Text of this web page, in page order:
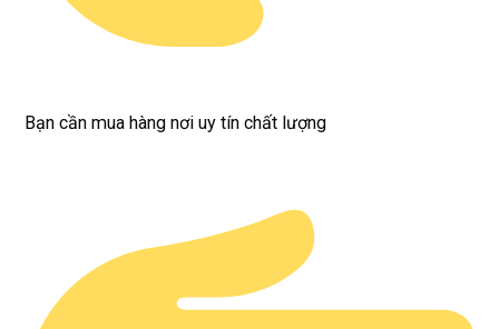
Bạn cần mua hàng nơi uy tín chất lượng